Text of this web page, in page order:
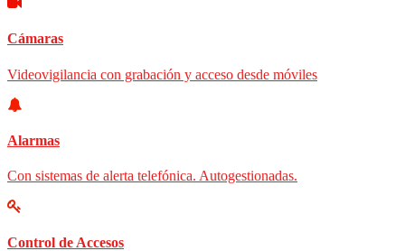
Cámaras
Videovigilancia con grabación y acceso desde móviles
Alarmas
Con sistemas de alerta telefónica. Autogestionadas.
Control de Accesos